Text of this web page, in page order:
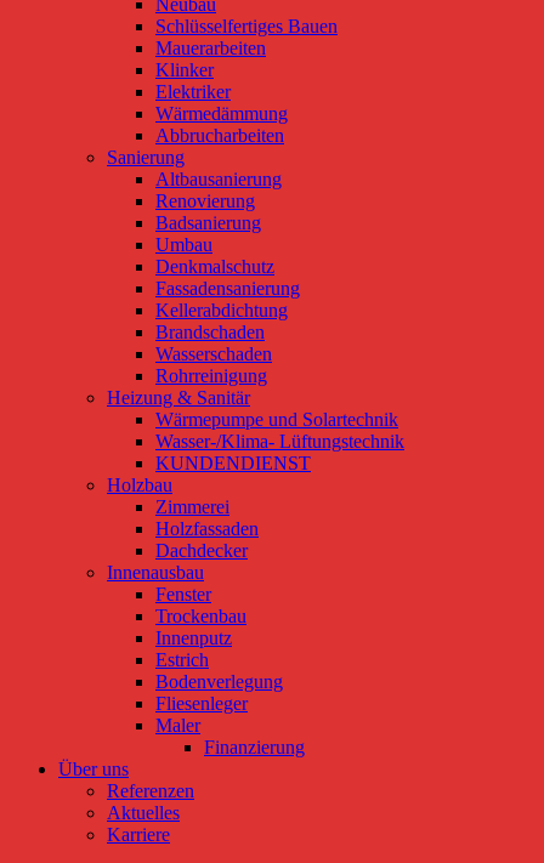
Schlüsselfertiges Bauen
Mauerarbeiten
Klinker
Elektriker
Wärmedämmung
Abbrucharbeiten
Sanierung
Altbausanierung
Renovierung
Badsanierung
Umbau
Denkmalschutz
Fassadensanierung
Kellerabdichtung
Brandschaden
Wasserschaden
Rohrreinigung
Heizung & Sanitär
Wärmepumpe und Solartechnik
Wasser-/Klima- Lüftungstechnik
KUNDENDIENST
Holzbau
Zimmerei
Holzfassaden
Dachdecker
Innenausbau
Fenster
Trockenbau
Innenputz
Estrich
Bodenverlegung
Fliesenleger
Maler
Finanzierung
Über uns
Referenzen
Aktuelles
Karriere